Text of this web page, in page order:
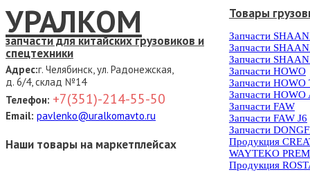
УРАЛКОМ
запчасти для китайских грузовиков и
спецтехники
Адрес:г. Челябинск, ул. Радонежская,
д. 6/4, склад №14
Телефон: +7(351)-214-55-50
Email: pavlenko@uralkomavto.ru
Наши товары на маркетплейсах
Товары
Запчасти
Запчасти
Запчасти
Запчасти HOWO
Запчасти HOWO
Запчасти HOWO
Запчасти FAW
Запчасти FAW J6
Запчасти
Продукция
WAYTEKO
Продукция